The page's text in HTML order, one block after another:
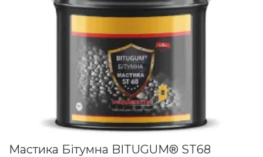
Мастика Бітумна BITUGUM® ST68